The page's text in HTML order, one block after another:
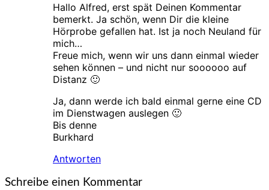
Hallo Alfred, erst spät Deinen Kommentar
bemerkt. Ja schön, wenn Dir die kleine
Hörprobe gefallen hat. Ist ja noch Neuland für
mich…
Freue mich, wenn wir uns dann einmal wieder
sehen können – und nicht nur soooooo auf
Distanz 🙂
Ja, dann werde ich bald einmal gerne eine CD
im Dienstwagen auslegen 🙂
Bis denne
Burkhard
Antworten
Schreibe einen Kommentar